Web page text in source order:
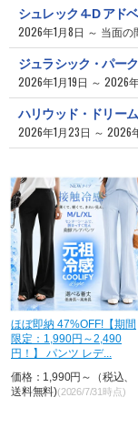
シュレック 4-D アド
2026年1月8日 ～ 当面の
ジュラシック・パー
2026年1月19日 ～ 2026
ハリウッド・ドリー
2026年1月23日 ～ 2026
ほぼ即納 47%OFF!【期間
限定：1,990円～2,490
円！】 パンツ レデ...
価格：1,990円～（税込、
送料無料)(2026/7/31時点)